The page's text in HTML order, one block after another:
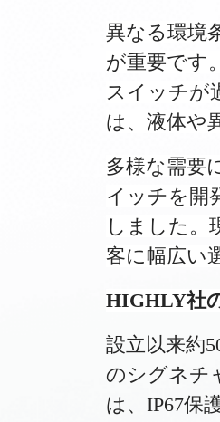
異なる環境
が重要です
スイッチが
は、液体や
多様な需要
イッチを開
しました。
客に幅広い
HIGHLY社
設立以来約
のシグネチ
は、IP67保